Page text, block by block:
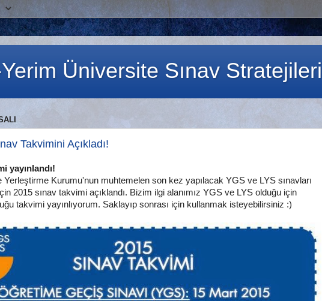
Yerim Üniversite Sınav Stratejileri
Takvimini Açıkladı!
yayınlandı!
Kurumu'nun muhtemelen son kez yapılacak YGS ve LYS sınavları
2015 sınav takvimi açıklandı. Bizim ilgi alanımız YGS ve LYS olduğu için
takvimi yayınlıyorum. Saklayıp sonrası için kullanmak isteyebilirsiniz :)